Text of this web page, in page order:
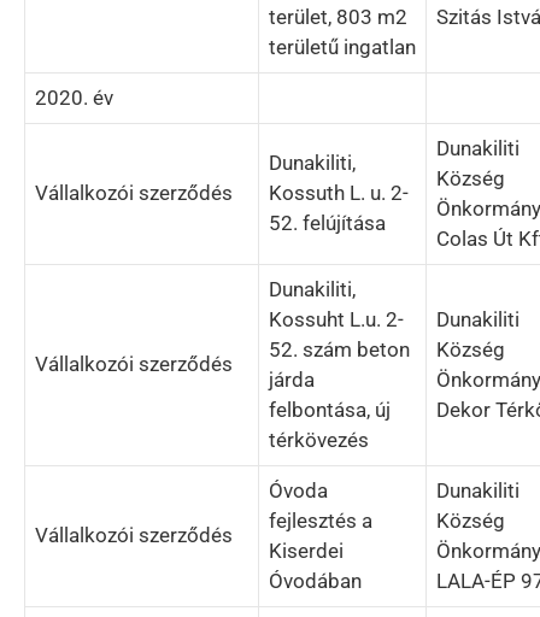
terület, 803 m2
területű ingatlan
Szitás
2020. év
Vállalkozói szerződés
Dunakiliti,
Kossuth L. u. 2-
52. felújítása
Dunakiliti
Község
Colas Út
Vállalkozói szerződés
Dunakiliti,
Kossuht L.u. 2-
52. szám beton
járda
felbontása, új
térkövezés
Dunakiliti
Község
Dekor
Vállalkozói szerződés
Óvoda
fejlesztés a
Kiserdei
Óvodában
Dunakiliti
Község
LALA-ÉP